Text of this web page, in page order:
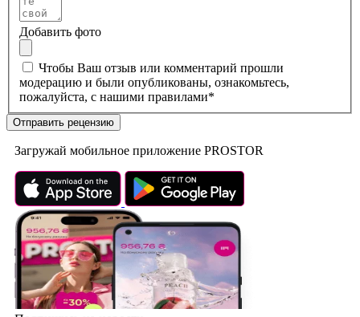
Добавить фото
Чтобы Ваш отзыв или комментарий прошли
модерацию и были опубликованы, ознакомьтесь,
пожалуйста, с нашими правилами*
Отправить рецензию
Загружай мобильное приложение PROSTOR